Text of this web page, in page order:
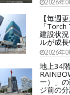
2026年
【毎週
「
建設状
ルが成
2026年
地上34
ー）」
ジ前の